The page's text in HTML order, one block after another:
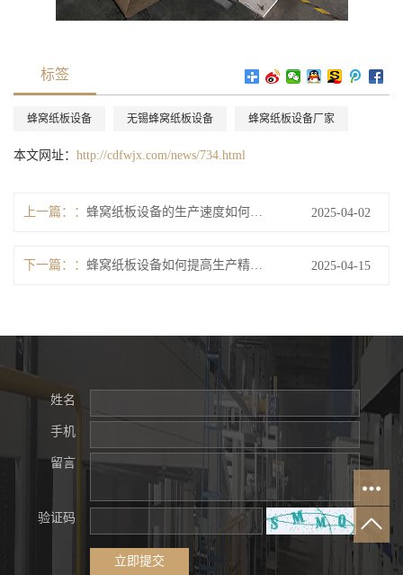
标签
蜂窝纸板设备 无锡蜂窝纸板设备 蜂窝纸板设备厂家
本文网址： http://cdfwjx.com/news/734.html
上一篇： 蜂窝纸板设备的生产速度如何影响纸板成型质量？ 2025-04-02
下一篇： 蜂窝纸板设备如何提高生产精度？ 2025-04-15
姓名
手机
留言
验证码